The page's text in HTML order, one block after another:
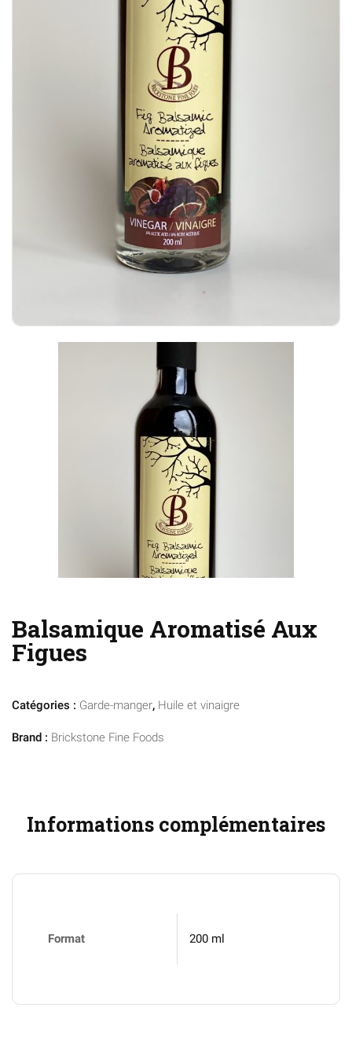
Balsamique Aromatisé Aux
Figues
Catégories : Garde-manger, Huile et vinaigre
Brand : Brickstone Fine Foods
Informations complémentaires
Format 200 ml